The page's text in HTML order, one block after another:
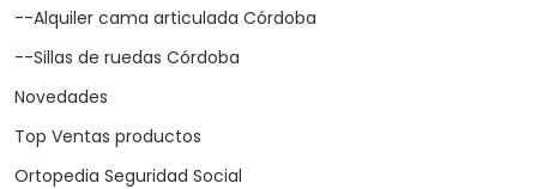
--Alquiler cama articulada Córdoba
--Sillas de ruedas Córdoba
Novedades
Top Ventas productos
Ortopedia Seguridad Social